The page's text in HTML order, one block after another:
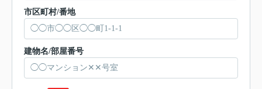
市区町村/番地
建物名/部屋番号